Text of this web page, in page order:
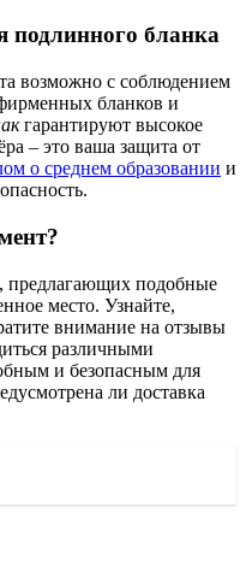
подлинного бланка
возможно с соблюдением
бланков и
гарантируют высокое
– это ваша защита от
о среднем образовании и
предлагающих подобные
место. Узнайте,
внимание на отзывы
различными
и безопасным для
ли доставка